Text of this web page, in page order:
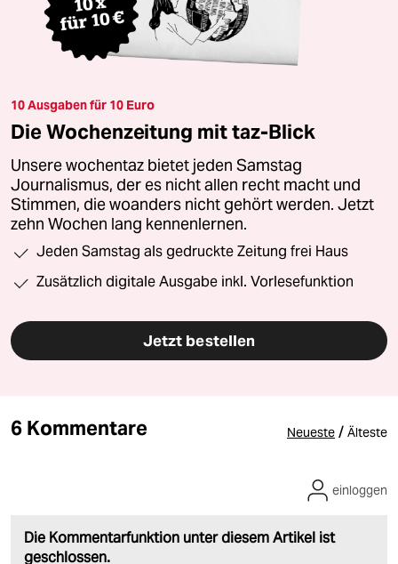
10 Ausgaben für 10 Euro
Die Wochenzeitung mit taz-Blick
Unsere wochentaz bietet jeden Samstag
Journalismus, der es nicht allen recht macht und
Stimmen, die woanders nicht gehört werden. Jetzt
zehn Wochen lang kennenlernen.
Jeden Samstag als gedruckte Zeitung frei Haus
Zusätzlich digitale Ausgabe inkl. Vorlesefunktion
Jetzt bestellen
6 Kommentare Neueste / Älteste
Die Kommentarfunktion unter diesem Artikel ist
geschlossen.
einloggen